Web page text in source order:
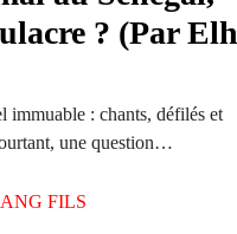
? (Par Elh
immuable : chants, défilés et
une question…
FILS